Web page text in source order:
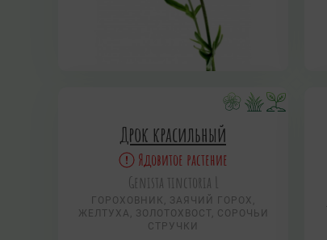
Дрок красильный
Ядовитое растение
Genista tinctoria L
ГОРОХОВНИК, ЗАЯЧИЙ ГОРОХ,
ЖЕЛТУХА, ЗОЛОТОХВОСТ, СОРОЧЬИ
СТРУЧКИ